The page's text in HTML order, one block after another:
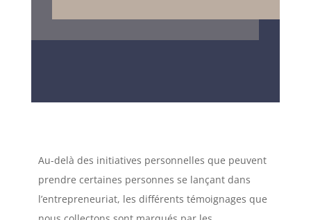
Au-delà des initiatives personnelles que peuvent
prendre certaines personnes se lançant dans
l’entrepreneuriat, les différents témoignages que